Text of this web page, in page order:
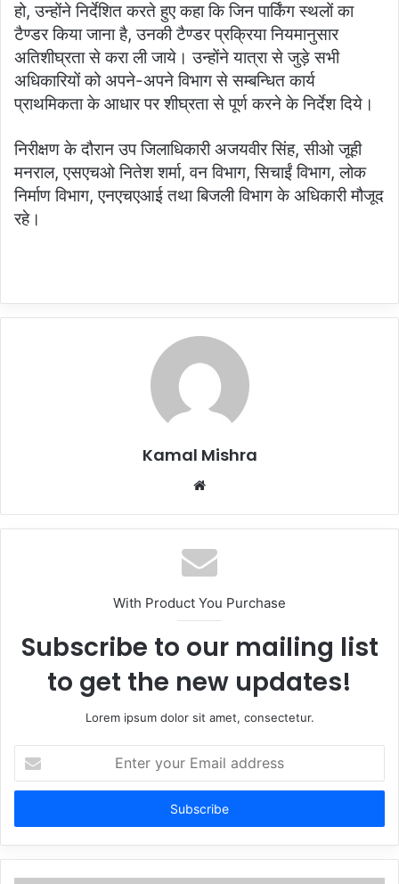
हो, उन्होंने निर्देशित करते हुए कहा कि जिन पार्किंग स्थलों का
टैण्डर किया जाना है, उनकी टैण्डर प्रक्रिया नियमानुसार
अतिशीघ्रता से करा ली जाये। उन्होंने यात्रा से जुड़े सभी
अधिकारियों को अपने-अपने विभाग से सम्बन्धित कार्य
प्राथमिकता के आधार पर शीघ्रता से पूर्ण करने के निर्देश दिये।
निरीक्षण के दौरान उप जिलाधिकारी अजयवीर सिंह, सीओ जूही
मनराल, एसएचओ नितेश शर्मा, वन विभाग, सिचाईं विभाग, लोक
निर्माण विभाग, एनएचएआई तथा बिजली विभाग के अधिकारी मौजूद
रहे।
Kamal Mishra
Website
With Product You Purchase
Subscribe to our mailing list
to get the new updates!
Lorem ipsum dolor sit amet, consectetur.
your
Email